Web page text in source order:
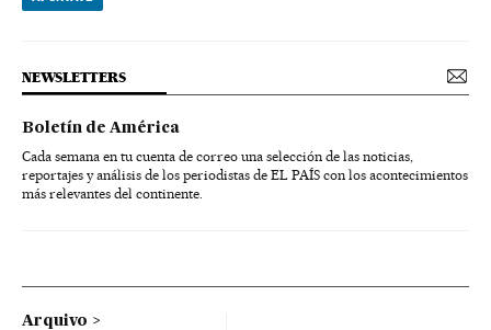
NEWSLETTERS
Boletín de América
Cada semana en tu cuenta de correo una selección de las noticias,
reportajes y análisis de los periodistas de EL PAÍS con los acontecimientos
más relevantes del continente.
Arquivo